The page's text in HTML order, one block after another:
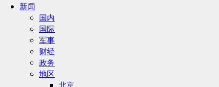
新闻
国内
国际
军事
财经
政务
地区